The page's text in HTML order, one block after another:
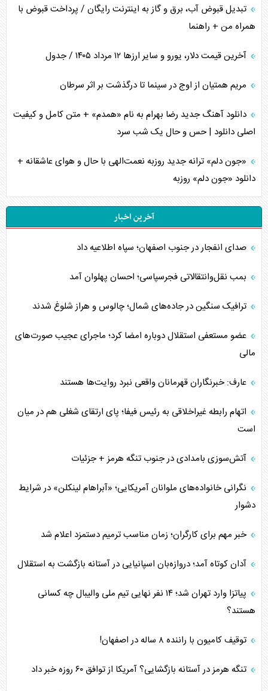
تبدیل قبوض آب، برق و گاز به اینترنت رایگان / پرداخت قبوض با
همراه من + راهنما
آخرین قیمت دلار، یورو و سایر ارز‌ها ۱۲ مرداد ۱۴۰۵ / جدول
مریم همتیان از اوج در سینما تا درگذشت بر اثر سرطان
دانلود آهنگ جدید رضا بهرام به نام «همدم» + متن کامل و کیفیت
اصلی دانلود | حس و حال یک شب سرد
«جون دلم» ترانه جدید روزبه نعمت‌الهی با حال و هوای عاشقانه +
دانلود «جون دلم» روزبه
آخرین اخبار
صدای انفجار در جنوب اصفهان؛ سپاه اطلاعیه داد
بمب نقل‌وانتقالاتی فجرسپاسی؛ احسان پهلوان آمد
ترافیک سنگین در جاده‌های شمال؛ چالوس و هراز شلوغ شدند
عضو مستعفی استقلال دوباره امضا کرد؛ ماجرای عجیب صورت‌های
مالی
عارف: خبرنگاران قهرمانان واقعی نبرد روایت‌ها هستند
اتهام رابطه غیراخلاقی به رئیس فیفا؛ پای ارتقای شغلی هم در میان
است
آتش‌سوزی بامدادی در جنوب تنگه هرمز + جزئیات
نگرانی خانواده‌های ملوانان آمریکایی؛ «آبراهام لینکلن» در شرایط
دشوار
خبر مهم برای کارگران؛ زمان مناسب ترمیم دستمزد اعلام شد
آدان کوتاه آمد؛ دروازه‌بان اسپانیایی در آستانه بازگشت به استقلال
پیاتزا وارد تهران شد؛ ۱۴ نفر نهایی تیم ملی والیبال چه کسانی
هستند؟
توقیف کامیون با راننده ۸ ساله در اصفهان!
تنگه هرمز در آستانه بازگشایی؟ آمریکا از توافق ۶۰ روزه خبر داد